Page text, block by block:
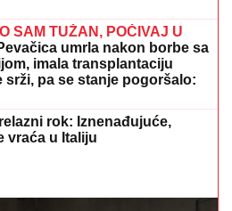
dobila lekciju na
"Furija" furiozno do borbe za
nasred ulice pretukao